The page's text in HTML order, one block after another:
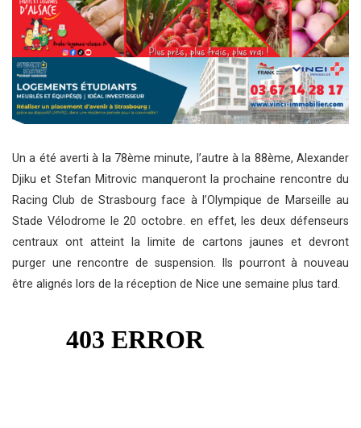
Un a été averti à la 78ème minute, l’autre à la 88ème, Alexander
Djiku et Stefan Mitrovic manqueront la prochaine rencontre du
Racing Club de Strasbourg face à l’Olympique de Marseille au
Stade Vélodrome le 20 octobre. en effet, les deux défenseurs
centraux ont atteint la limite de cartons jaunes et devront
purger une rencontre de suspension. Ils pourront à nouveau
être alignés lors de la réception de Nice une semaine plus tard.